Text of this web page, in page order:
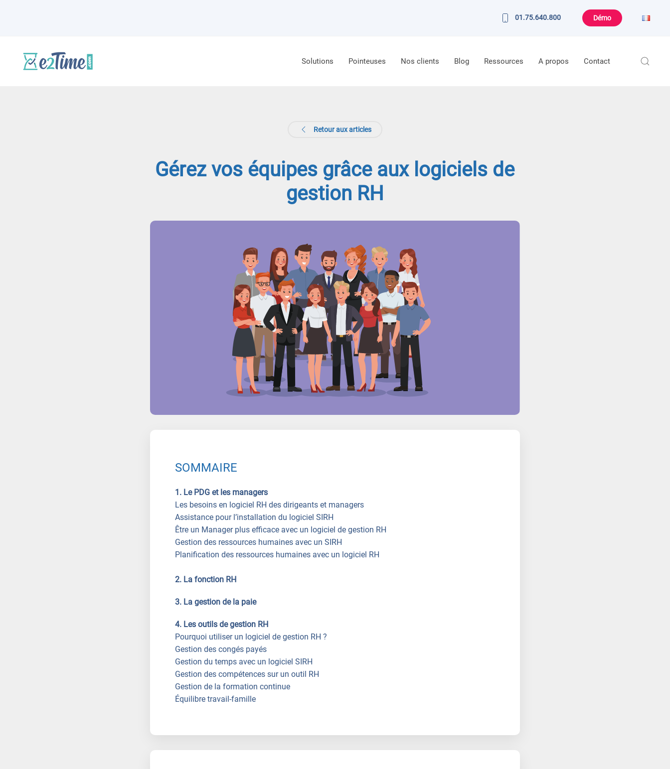
01.75.640.800 Démo
une
Solutions Pointeuses Nos clients Blog Ressources A propos Contact
Retour aux articles
Gérez vos équipes grâce aux logiciels de
gestion RH
SOMMAIRE
1. Le PDG et les managers
Les besoins en logiciel RH des dirigeants et managers
Assistance pour l’installation du logiciel SIRH
Être un Manager plus efficace avec un logiciel de gestion RH
Gestion des ressources humaines avec un SIRH
Planification des ressources humaines avec un logiciel RH
2. La fonction RH
3. La gestion de la paie
4. Les outils de gestion RH
Pourquoi utiliser un logiciel de gestion RH ?
Gestion des congés payés
Gestion du temps avec un logiciel SIRH
Gestion des compétences sur un outil RH
Gestion de la formation continue
Équilibre travail-famille